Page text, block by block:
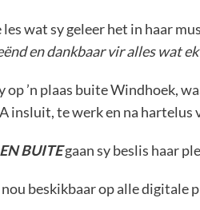
wat sy geleer het in haar
en dankbaar vir alles wat
op ’n plaas buite Windhoek,
insluit, te werk en na
BUITEgaan sy beslis haar
beskikbaar op alle digitale